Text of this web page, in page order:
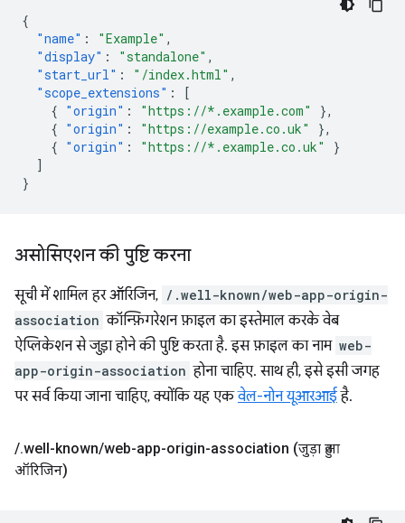
{
"name" : "Example" ,
"display" : "standalone" ,
"start_url" : "/index.html" ,
"scope_extensions" :
[
{ "origin" : "https://*.example.com"
},
{ "origin" : "https://example.co.uk"
},
{ "origin" : "https://*.example.co.uk"
}
]
}
असोसिएशन की पुष्टि करना
सूची में शामिल हर ऑरिजिन, /.well-known/web-app-origin-
association कॉन्फ़िगरेशन फ़ाइल का इस्तेमाल करके वेब
ऐप्लिकेशन से जुड़ा होने की पुष्टि करता है. इस फ़ाइल का नाम web-
app-origin-association होना चाहिए. साथ ही, इसे इसी जगह
पर सर्व किया जाना चाहिए, क्योंकि यह एकवेल-नोन यूआरआईहै.
/.well-known/web-app-origin-association (जुड़ा हुआ
ऑरिजिन)